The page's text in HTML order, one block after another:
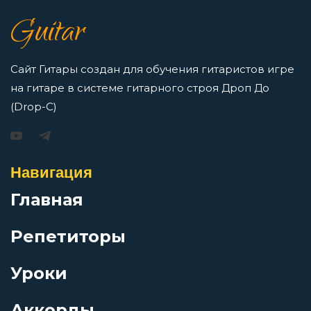
Кривые ноги
Ливень
Просмотров: 16415 чел.
Перейти
Игорь Растеряев — Безрукавочка: аккорды для
Просмотров: 15192 чел.
АукцЫон — Возле меня: аккорды для гитары
Guitar
Сайт Гитары создан для обучения гитаристов игре
на гитаре в системе гитарного строя Дроп До
(Drop-C)
Навигация
Главная
Репетиторы
Уроки